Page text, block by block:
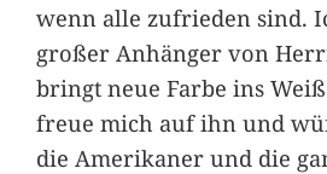
wenn alle zufrieden sind.
großer Anhänger von
bringt neue Farbe ins
freue mich auf ihn und
die Amerikaner und die